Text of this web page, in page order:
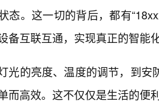
态。这一切的背后，都有
备互联互通，实现真正的智能
光的亮度、温度的调节，到
而高效。这不仅仅是生活的便